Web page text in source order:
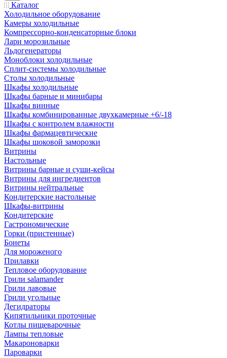
Каталог
Холодильное оборудование
Камеры холодильные
Компрессорно-конденсаторные блоки
Лари морозильные
Льдогенераторы
Моноблоки холодильные
Сплит-системы холодильные
Столы холодильные
Шкафы холодильные
Шкафы барные и минибары
Шкафы винные
Шкафы комбинированные двухкамерные +6/-18
Шкафы с контролем влажности
Шкафы фармацевтические
Шкафы шоковой заморозки
Витрины
Настольные
Витрины барные и суши-кейсы
Витрины для ингредиентов
Витрины нейтральные
Кондитерские настольные
Шкафы-витрины
Кондитерские
Гастрономические
Горки (пристенные)
Бонеты
Для мороженого
Прилавки
Тепловое оборудование
Грили salamander
Грили лавовые
Грили угольные
Дегидраторы
Кипятильники проточные
Котлы пищеварочные
Лампы тепловые
Макароноварки
Пароварки